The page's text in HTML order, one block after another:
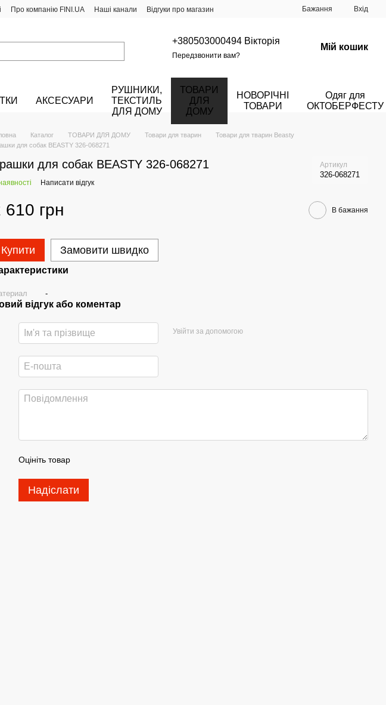
Про компанію FINI.UA Наші канали Відгуки про магазин Бажання Вхід
+380503000494 Вікторія
Передзвонити вам?
Мій кошик
АКСЕСУАРИ
РУШНИКИ,
ТЕКСТИЛЬ
ДЛЯ ДОМУ
ТОВАРИ
ДЛЯ
ДОМУ
НОВОРІЧНІ
ТОВАРИ
Одяг для
ОКТОБЕРФЕСТУ
Каталог ТОВАРИ ДЛЯ ДОМУ Товари для тварин
Товари для тварин Beasty
для собак BEASTY 326-068271
для собак BEASTY 326-068271 Артикул
326-068271
Написати відгук
610 грн В бажання
Купити Замовити швидко
-
відгук або коментар
Увійти за допомогою
Оцініть товар
Надіслати